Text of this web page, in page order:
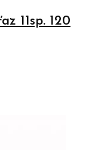
11sp. 120